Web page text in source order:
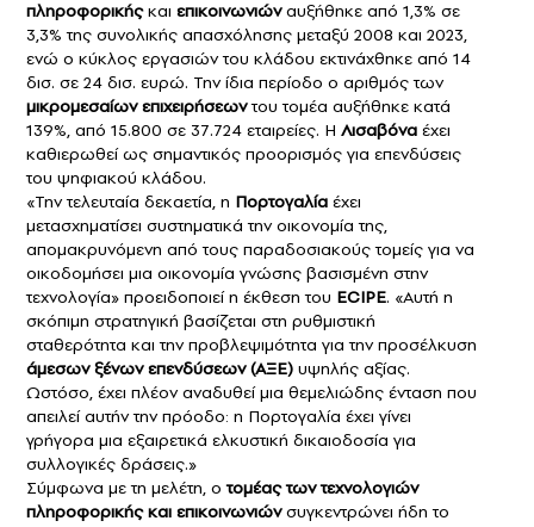
πληροφορικήςκαι επικοινωνιώναυξήθηκε από 1,3% σε
3,3% της συνολικής απασχόλησης μεταξύ 2008 και 2023,
ενώ ο κύκλος εργασιών του κλάδου εκτινάχθηκε από 14
δισ. σε 24 δισ. ευρώ. Την ίδια περίοδο ο αριθμός των
μικρομεσαίων επιχειρήσεωντου τομέα αυξήθηκε κατά
139%, από 15.800 σε 37.724 εταιρείες. Η Λισαβόνα έχει
καθιερωθεί ως σημαντικός προορισμός για επενδύσεις
του ψηφιακού κλάδου.
«Την τελευταία δεκαετία, η Πορτογαλία έχει
μετασχηματίσει συστηματικά την οικονομία της,
απομακρυνόμενη από τους παραδοσιακούς τομείς για να
οικοδομήσει μια οικονομία γνώσης βασισμένη στην
τεχνολογία» προειδοποιεί η έκθεση του ECIPE. «Αυτή η
σκόπιμη στρατηγική βασίζεται στη ρυθμιστική
σταθερότητα και την προβλεψιμότητα για την προσέλκυση
άμεσων ξένων επενδύσεων (ΑΞΕ) υψηλής αξίας.
Ωστόσο, έχει πλέον αναδυθεί μια θεμελιώδης ένταση που
απειλεί αυτήν την πρόοδο: η Πορτογαλία έχει γίνει
γρήγορα μια εξαιρετικά ελκυστική δικαιοδοσία για
συλλογικές δράσεις.»
Σύμφωνα με τη μελέτη, οτομέας των τεχνολογιών
πληροφορικής και επικοινωνιώνσυγκεντρώνει ήδη το